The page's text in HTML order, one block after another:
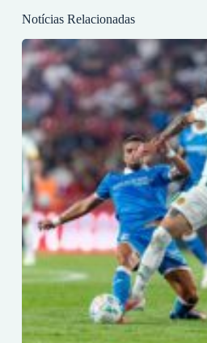
Notícias Relacionadas